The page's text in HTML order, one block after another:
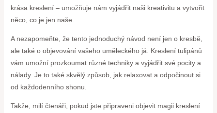
krása kreslení – umožňuje nám vyjádřit naši kreativitu a vytvořit
něco, co je jen naše.
A nezapomeňte, že tento jednoduchý návod není jen o kresbě,
ale také o objevování vašeho uměleckého já. Kreslení tulipánů
vám umožní prozkoumat různé techniky a vyjádřit své pocity a
nálady. Je to také skvělý způsob, jak relaxovat a odpočinout si
od každodenního shonu.
Takže, milí čtenáři, pokud jste připraveni objevit magii kreslení